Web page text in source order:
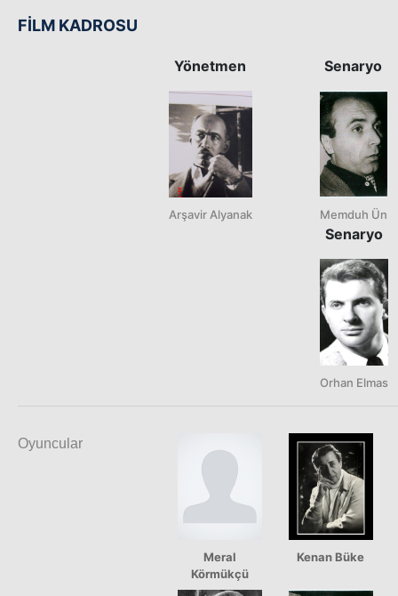
FİLM KADROSU
Yönetmen
Arşavir Alyanak
Senaryo
Memduh Ün
Senaryo
Orhan Elmas
Oyuncular
Meral
Körmükçü
Kenan Büke